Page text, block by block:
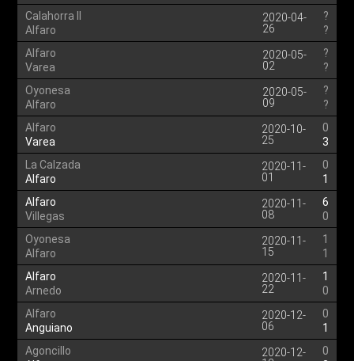
Calahorra II
Alfaro
2020-04-
26
?
?
Alfaro
Varea
2020-05-
02
?
?
Oyonesa
Alfaro
2020-05-
09
?
?
Alfaro
Varea
2020-10-
25
0
3
La Calzada
Alfaro
2020-11-
01
0
1
Alfaro
Villegas
2020-11-
08
6
0
Oyonesa
Alfaro
2020-11-
15
1
1
Alfaro
Arnedo
2020-11-
22
1
0
Alfaro
Anguiano
2020-12-
06
0
1
Agoncillo
2020-12-
0